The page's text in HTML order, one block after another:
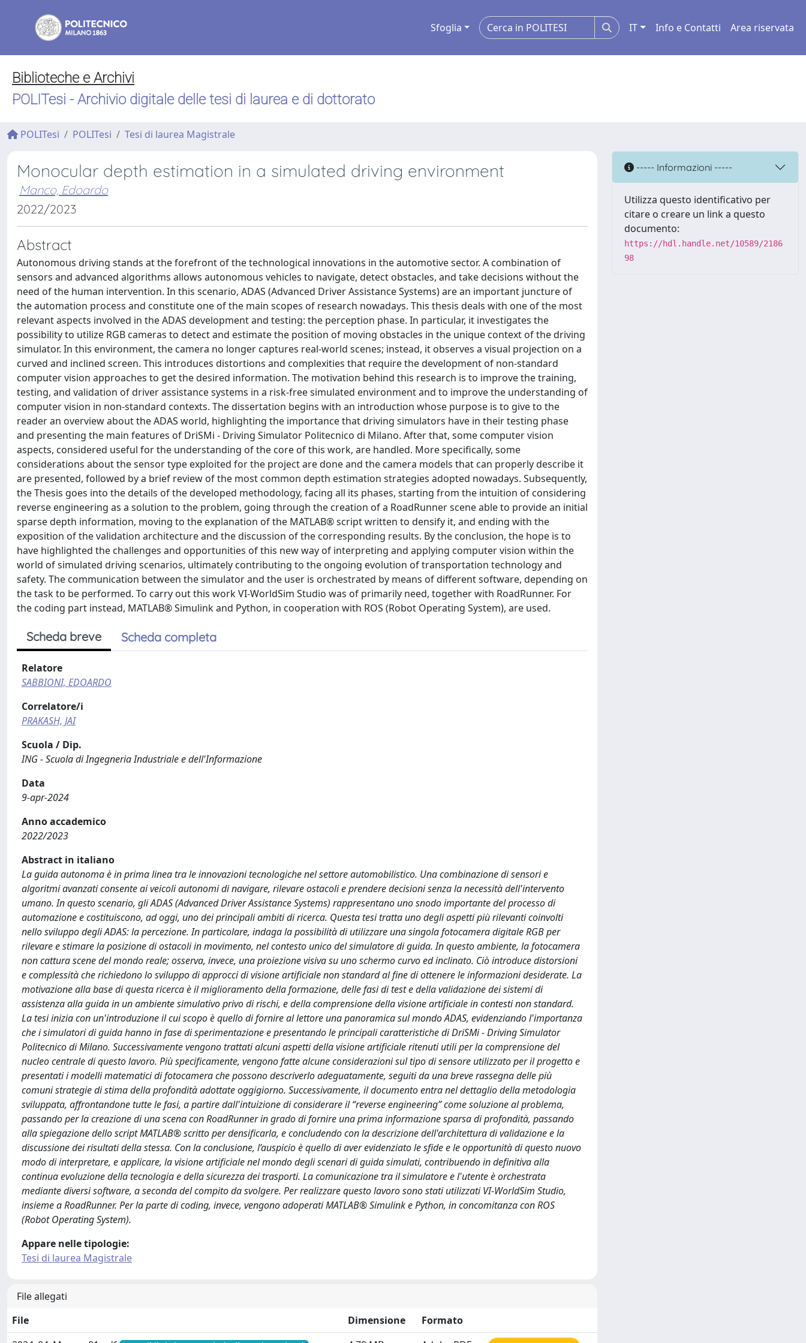
Sfoglia IT Info e Contatti Area riservata
Biblioteche e Archivi
POLITesi - Archivio digitale delle tesi di laurea e di dottorato
POLITesi POLITesi Tesi di laurea Magistrale
Monocular depth estimation in a simulated driving environment
Manco, Edoardo
2022/2023
Abstract
Autonomous driving stands at the forefront of the technological innovations in the automotive sector. A combination of
sensors and advanced algorithms allows autonomous vehicles to navigate, detect obstacles, and take decisions without the
need of the human intervention. In this scenario, ADAS (Advanced Driver Assistance Systems) are an important juncture of
the automation process and constitute one of the main scopes of research nowadays. This thesis deals with one of the most
relevant aspects involved in the ADAS development and testing: the perception phase. In particular, it investigates the
possibility to utilize RGB cameras to detect and estimate the position of moving obstacles in the unique context of the driving
simulator. In this environment, the camera no longer captures real-world scenes; instead, it observes a visual projection on a
curved and inclined screen. This introduces distortions and complexities that require the development of non-standard
computer vision approaches to get the desired information. The motivation behind this research is to improve the training,
testing, and validation of driver assistance systems in a risk-free simulated environment and to improve the understanding of
computer vision in non-standard contexts. The dissertation begins with an introduction whose purpose is to give to the
reader an overview about the ADAS world, highlighting the importance that driving simulators have in their testing phase
and presenting the main features of DriSMi - Driving Simulator Politecnico di Milano. After that, some computer vision
aspects, considered useful for the understanding of the core of this work, are handled. More specifically, some
considerations about the sensor type exploited for the project are done and the camera models that can properly describe it
are presented, followed by a brief review of the most common depth estimation strategies adopted nowadays. Subsequently,
the Thesis goes into the details of the developed methodology, facing all its phases, starting from the intuition of considering
reverse engineering as a solution to the problem, going through the creation of a RoadRunner scene able to provide an initial
sparse depth information, moving to the explanation of the MATLAB® script written to densify it, and ending with the
exposition of the validation architecture and the discussion of the corresponding results. By the conclusion, the hope is to
have highlighted the challenges and opportunities of this new way of interpreting and applying computer vision within the
world of simulated driving scenarios, ultimately contributing to the ongoing evolution of transportation technology and
safety. The communication between the simulator and the user is orchestrated by means of different software, depending on
the task to be performed. To carry out this work VI-WorldSim Studio was of primarily need, together with RoadRunner. For
the coding part instead, MATLAB® Simulink and Python, in cooperation with ROS (Robot Operating System), are used.
Scheda breve Scheda completa
Relatore
SABBIONI, EDOARDO
Correlatore/i
PRAKASH, JAI
Scuola / Dip.
ING - Scuola di Ingegneria Industriale e dell'Informazione
Data
9-apr-2024
Anno accademico
2022/2023
Abstract in italiano
La guida autonoma è in prima linea tra le innovazioni tecnologiche nel settore automobilistico. Una combinazione di sensori e
algoritmi avanzati consente ai veicoli autonomi di navigare, rilevare ostacoli e prendere decisioni senza la necessità dell'intervento
umano. In questo scenario, gli ADAS (Advanced Driver Assistance Systems) rappresentano uno snodo importante del processo di
automazione e costituiscono, ad oggi, uno dei principali ambiti di ricerca. Questa tesi tratta uno degli aspetti più rilevanti coinvolti
nello sviluppo degli ADAS: la percezione. In particolare, indaga la possibilità di utilizzare una singola fotocamera digitale RGB per
rilevare e stimare la posizione di ostacoli in movimento, nel contesto unico del simulatore di guida. In questo ambiente, la fotocamera
non cattura scene del mondo reale; osserva, invece, una proiezione visiva su uno schermo curvo ed inclinato. Ciò introduce distorsioni
e complessità che richiedono lo sviluppo di approcci di visione artificiale non standard al fine di ottenere le informazioni desiderate. La
motivazione alla base di questa ricerca è il miglioramento della formazione, delle fasi di test e della validazione dei sistemi di
assistenza alla guida in un ambiente simulativo privo di rischi, e della comprensione della visione artificiale in contesti non standard.
La tesi inizia con un'introduzione il cui scopo è quello di fornire al lettore una panoramica sul mondo ADAS, evidenziando l'importanza
che i simulatori di guida hanno in fase di sperimentazione e presentando le principali caratteristiche di DriSMi - Driving Simulator
Politecnico di Milano. Successivamente vengono trattati alcuni aspetti della visione artificiale ritenuti utili per la comprensione del
nucleo centrale di questo lavoro. Più specificamente, vengono fatte alcune considerazioni sul tipo di sensore utilizzato per il progetto e
presentati i modelli matematici di fotocamera che possono descriverlo adeguatamente, seguiti da una breve rassegna delle più
comuni strategie di stima della profondità adottate oggigiorno. Successivamente, il documento entra nel dettaglio della metodologia
sviluppata, affrontandone tutte le fasi, a partire dall'intuizione di considerare il “reverse engineering” come soluzione al problema,
passando per la creazione di una scena con RoadRunner in grado di fornire una prima informazione sparsa di profondità, passando
alla spiegazione dello script MATLAB® scritto per densificarla, e concludendo con la descrizione dell'architettura di validazione e la
discussione dei risultati della stessa. Con la conclusione, l’auspicio è quello di aver evidenziato le sfide e le opportunità di questo nuovo
modo di interpretare, e applicare, la visione artificiale nel mondo degli scenari di guida simulati, contribuendo in definitiva alla
continua evoluzione della tecnologia e della sicurezza dei trasporti. La comunicazione tra il simulatore e l'utente è orchestrata
mediante diversi software, a seconda del compito da svolgere. Per realizzare questo lavoro sono stati utilizzati VI-WorldSim Studio,
insieme a RoadRunner. Per la parte di coding, invece, vengono adoperati MATLAB® Simulink e Python, in concomitanza con ROS
(Robot Operating System).
Appare nelle tipologie:
Tesi di laurea Magistrale
File allegati
File
Dimensione
Formato
----- Informazioni -----
Utilizza questo identificativo per
citare o creare un link a questo
documento:
https://hdl.handle.net/10589/2186
98